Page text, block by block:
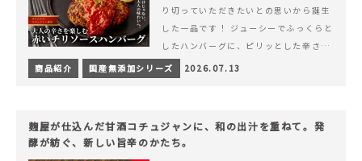
り切っていただきたいとの思いから誕生
した一品です！ ジューシーでふっくらと
したハンバーグに、ピリッとした辛さと
コク深い旨みが楽しめる特製チリソース
&hellip; 続きを読む ピリッと刺激のあ
商品紹介 国産無添加シリーズ 2026.07.13
麹屋が仕込んだ甘酒コチュジャンに、和の出汁を重ねて。発
酵が紡ぐ、新しい旨辛のかたち。